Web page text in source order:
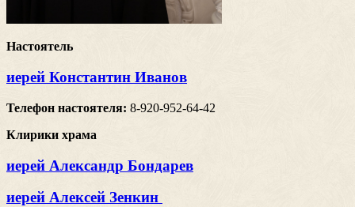
Настоятель
иерей Константин Иванов
Телефон настоятеля: 8-920-952-64-42
Клирики храма
иерей Александр Бондарев
иерей Алексей Зенкин